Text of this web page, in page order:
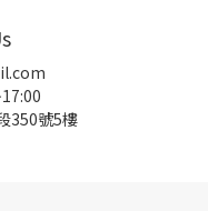
350號5樓